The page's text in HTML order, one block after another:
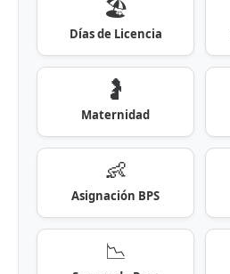
🏖️
Días de Licencia
🤰
Maternidad
👶
Asignación BPS
📉